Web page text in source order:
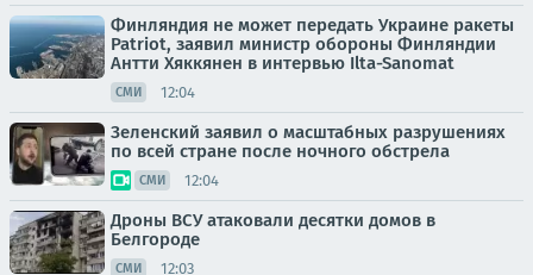
Финляндия не может передать Украине ракеты
Patriot, заявил министр обороны Финляндии
Антти Хяккянен в интервью Ilta-Sanomat
СМИ 12:04
Зеленский заявил о масштабных разрушениях
по всей стране после ночного обстрела
СМИ 12:04
Дроны ВСУ атаковали десятки домов в
Белгороде
СМИ 12:03